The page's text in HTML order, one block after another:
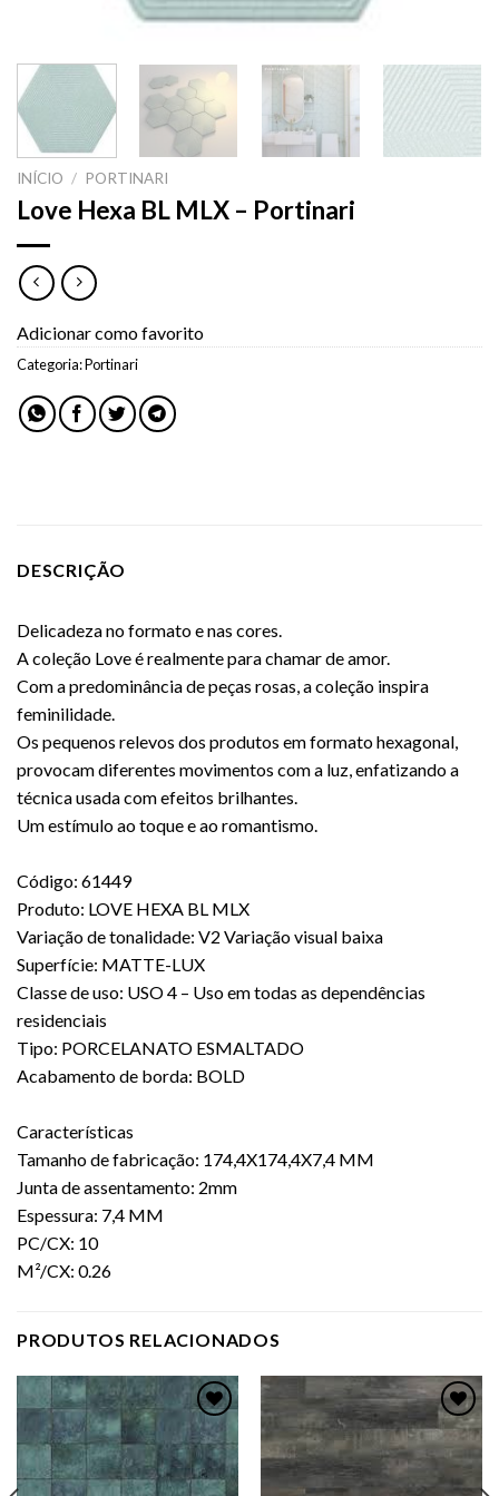
INÍCIO / PORTINARI
Love Hexa BL MLX – Portinari
Adicionar como favorito
Categoria:Portinari
DESCRIÇÃO
Delicadeza no formato e nas cores.
A coleção Love é realmente para chamar de amor.
Com a predominância de peças rosas, a coleção inspira
feminilidade.
Os pequenos relevos dos produtos em formato hexagonal,
provocam diferentes movimentos com a luz, enfatizando a
técnica usada com efeitos brilhantes.
Um estímulo ao toque e ao romantismo.
Código: 61449
Produto: LOVE HEXA BL MLX
Variação de tonalidade: V2 Variação visual baixa
Superfície: MATTE-LUX
Classe de uso: USO 4 – Uso em todas as dependências
residenciais
Tipo: PORCELANATO ESMALTADO
Acabamento de borda: BOLD
Características
Tamanho de fabricação: 174,4X174,4X7,4 MM
Junta de assentamento: 2mm
Espessura: 7,4 MM
PC/CX: 10
M²/CX: 0.26
PRODUTOS RELACIONADOS
Adicionar
como
favorito
Adicionar
como
favorito